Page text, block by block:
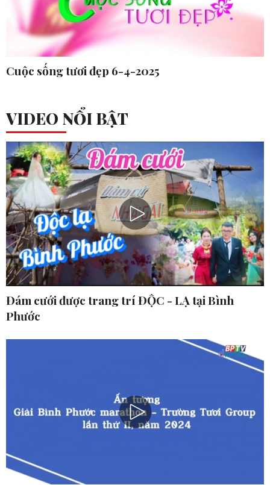
Cuộc sống tươi đẹp 6-4-2025
VIDEO NỔI BẬT
Đám cưới được trang trí ĐỘC - LẠ tại Bình
Phước